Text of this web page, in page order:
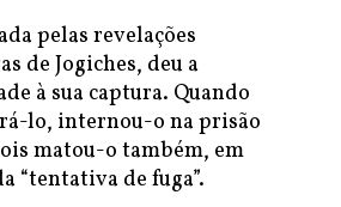
pelas revelações
de Jogiches, deu a
à sua captura. Quando
lo, internou-o na prisão
matou-o também, em
“tentativa de fuga”.